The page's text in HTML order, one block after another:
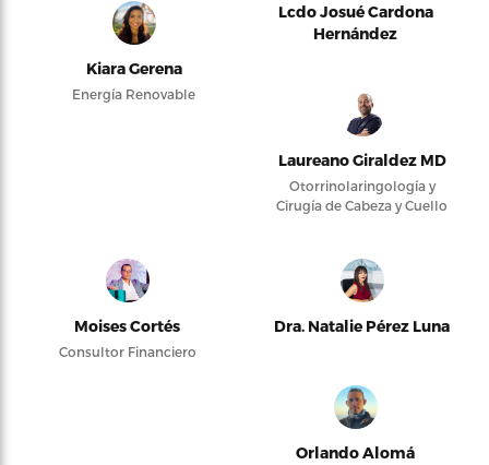
Kiara Gerena
Energía Renovable
Lcdo Josué Cardona
Hernández
Laureano Giraldez MD
Otorrinolaringología y
Cirugía de Cabeza y Cuello
Moises Cortés
Consultor Financiero
Dra. Natalie Pérez Luna
Orlando Alomá